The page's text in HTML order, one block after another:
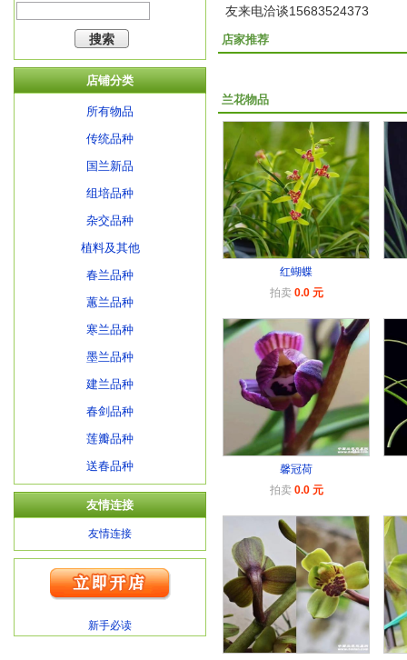
店铺分类
所有物品
传统品种
国兰新品
组培品种
杂交品种
植料及其他
春兰品种
蕙兰品种
寒兰品种
墨兰品种
建兰品种
春剑品种
莲瓣品种
送春品种
友情连接
友情连接
新手必读
友来电洽谈15683524373
店家推荐
兰花物品
红蝴蝶
拍卖 0.0 元
馨冠荷
拍卖 0.0 元